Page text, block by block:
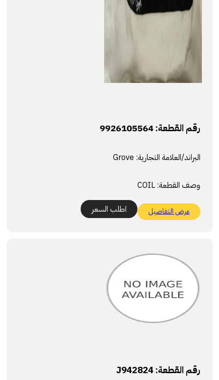
رقم القطعة:9926105564
البراند/العلامة التجارية:
وصف القطعة: COIL
عرض التفاصيل اطلب السعر
رقم القطعة:J942824